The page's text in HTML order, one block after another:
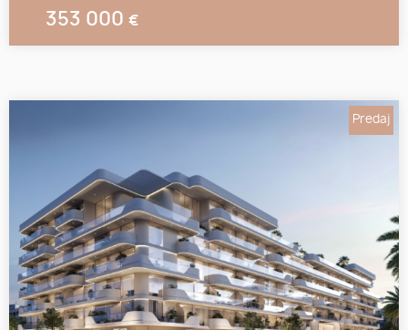
353 000 €
Predaj